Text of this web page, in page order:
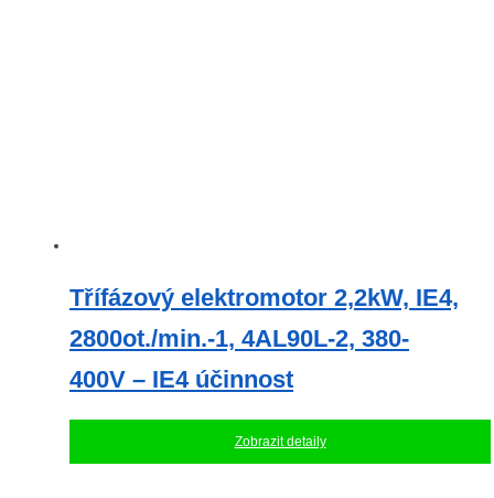
Třífázový elektromotor 2,2kW, IE4,
2800ot./min.-1, 4AL90L-2, 380-
400V – IE4 účinnost
Zobrazit detaily